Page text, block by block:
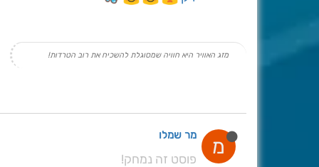
מזג האוויר היא חוויה שמסוגלת להשכיח את רוב הטרדות!
מ מר שמלו
פוסט זה נמחק!